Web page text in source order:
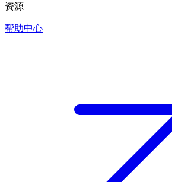
资源
帮助中心